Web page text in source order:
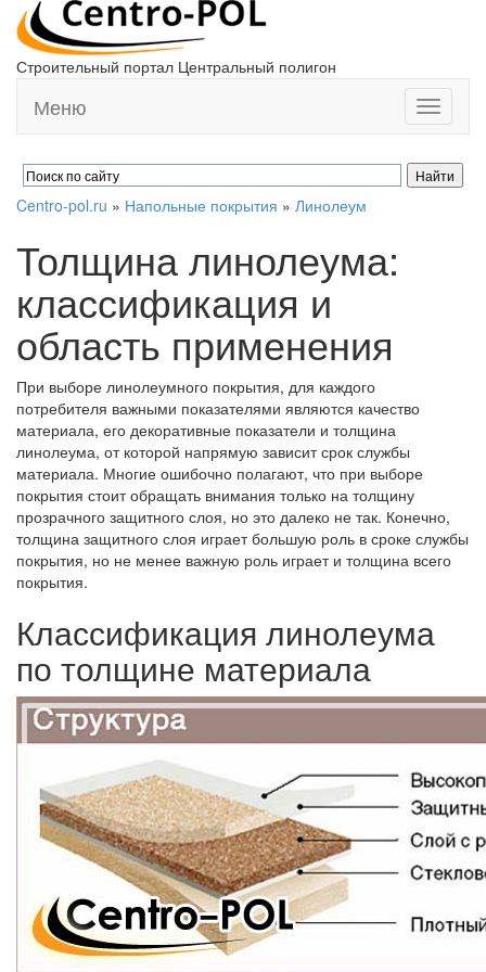
Строительный портал Центральный полигон
Toggle
Меню
Centro-pol.ru » Напольные покрытия » Линолеум
Толщина линолеума:
классификация и
область применения
При выборе линолеумного покрытия, для каждого
потребителя важными показателями являются качество
материала, его декоративные показатели и толщина
линолеума, от которой напрямую зависит срок службы
материала. Многие ошибочно полагают, что при выборе
покрытия стоит обращать внимания только на толщину
прозрачного защитного слоя, но это далеко не так. Конечно,
толщина защитного слоя играет большую роль в сроке службы
покрытия, но не менее важную роль играет и толщина всего
покрытия.
Классификация линолеума
по толщине материала